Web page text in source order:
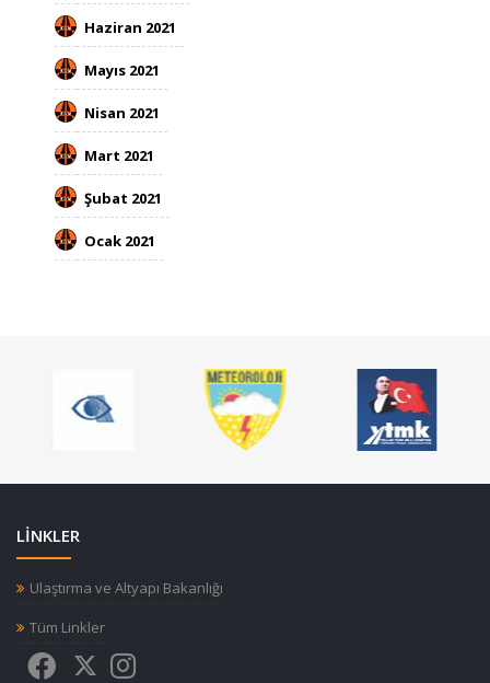
Haziran​​​ 2021​
Mayıs​​ 2021​
Nisan​ 2021​
Mart​ 2021​
Şubat 2021​
​ ​ Ocak 2021​
LİNKLER
Ulaştırma ve Altyapı Bakanlığı
Tüm Linkler